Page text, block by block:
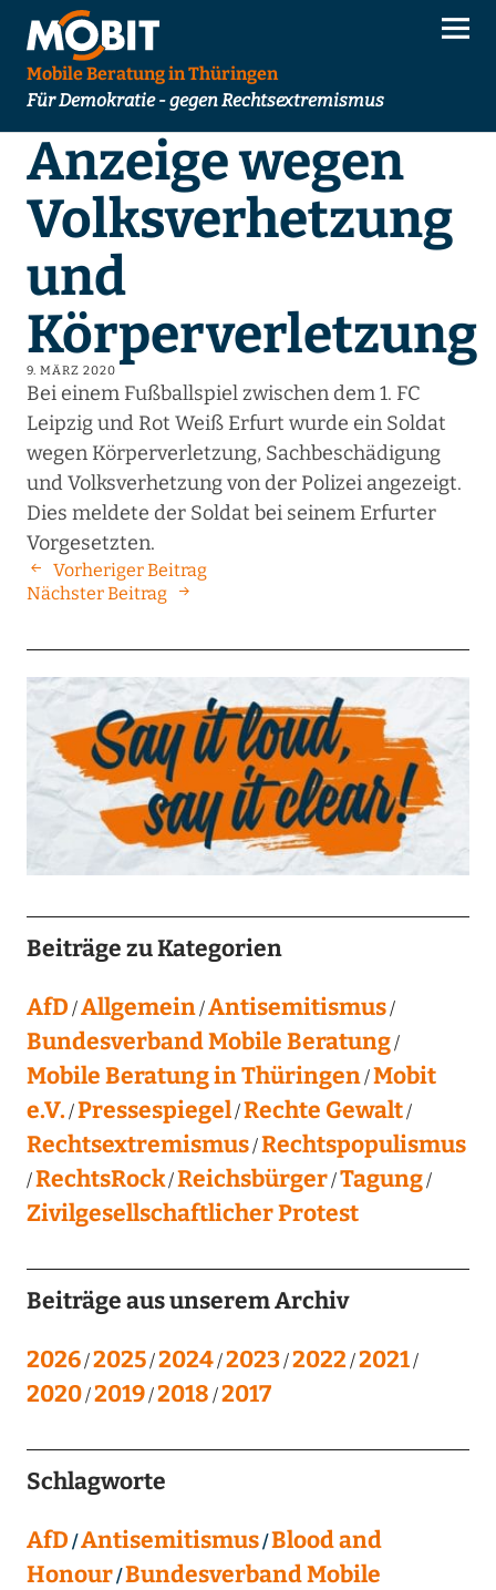
Mobile Beratung in Thüringen
Für Demokratie - gegen Rechtsextremismus
Anzeige wegen
Volksverhetzung
und
Körperverletzung
9. MÄRZ 2020
Bei einem Fußballspiel zwischen dem 1. FC
Leipzig und Rot Weiß Erfurt wurde ein Soldat
wegen Körperverletzung, Sachbeschädigung
und Volksverhetzung von der Polizei angezeigt.
Dies meldete der Soldat bei seinem Erfurter
Vorgesetzten.
Vorheriger Beitrag
Nächster Beitrag
Beiträge zu Kategorien
AfD Allgemein Antisemitismus
Bundesverband Mobile Beratung
Mobile Beratung in Thüringen Mobit
e.V. Pressespiegel Rechte Gewalt
Rechtsextremismus Rechtspopulismus
RechtsRock Reichsbürger Tagung
Zivilgesellschaftlicher Protest
Beiträge aus unserem Archiv
2026 2025 2024 2023 2022 2021
2020 2019 2018 2017
Schlagworte
AfD Antisemitismus Blood and
Honour Bundesverband Mobile